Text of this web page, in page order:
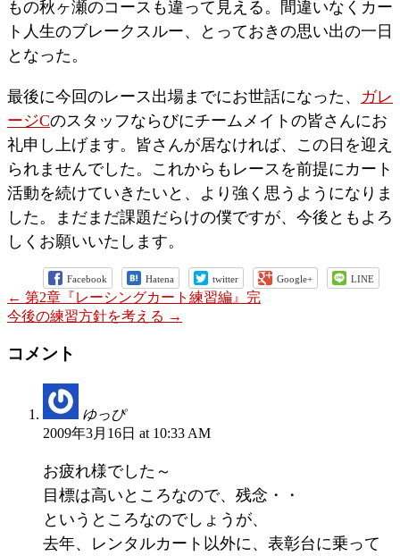
もの秋ヶ瀬のコースも違って見える。間違いなくカー
ト人生のブレークスルー、とっておきの思い出の一日
となった。
最後に今回のレース出場までにお世話になった、 ガレ
ージCのスタッフならびにチームメイトの皆さんにお
礼申し上げます。皆さんが居なければ、この日を迎え
られませんでした。これからもレースを前提にカート
活動を続けていきたいと、より強く思うようになりま
した。まだまだ課題だらけの僕ですが、今後ともよろ
しくお願いいたします。
Facebook Hatena twitter Google+ LINE
← 第2章『レーシングカート練習編』完
今後の練習方針を考える →
コメント
ゆっぴ
2009年3月16日 at 10:33 AM
お疲れ様でした～
目標は高いところなので、残念・・
というところなのでしょうが、
去年、レンタルカート以外に、表彰台に乗って